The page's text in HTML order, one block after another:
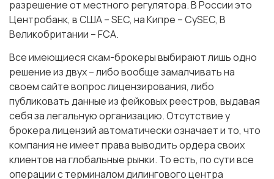
разрешение от местного регулятора. В России это
Центробанк, в США – SEC, на Кипре – CySEC, В
Великобритании – FCA.
Все имеющиеся скам-брокеры выбирают лишь одно
решение из двух – либо вообще замалчивать на
своем сайте вопрос лицензирования, либо
публиковать данные из фейковых реестров, выдавая
себя за легальную организацию. Отсутствие у
брокера лицензий автоматически означает и то, что
компания не имеет права выводить ордера своих
клиентов на глобальные рынки. То есть, по сути все
операции с терминалом дилингового центра